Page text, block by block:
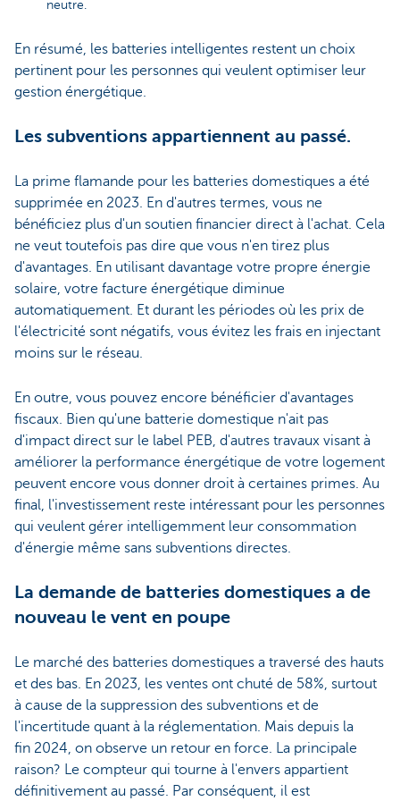
neutre.
En résumé, les batteries intelligentes restent un choix
pertinent pour les personnes qui veulent optimiser leur
gestion énergétique.
Les subventions appartiennent au passé.
La prime flamande pour les batteries domestiques a été
supprimée en 2023. En d'autres termes, vous ne
bénéficiez plus d'un soutien financier direct à l'achat. Cela
ne veut toutefois pas dire que vous n'en tirez plus
d'avantages. En utilisant davantage votre propre énergie
solaire, votre facture énergétique diminue
automatiquement. Et durant les périodes où les prix de
l'électricité sont négatifs, vous évitez les frais en injectant
moins sur le réseau.
En outre, vous pouvez encore bénéficier d'avantages
fiscaux. Bien qu'une batterie domestique n'ait pas
d'impact direct sur le label PEB, d'autres travaux visant à
améliorer la performance énergétique de votre logement
peuvent encore vous donner droit à certaines primes. Au
final, l'investissement reste intéressant pour les personnes
qui veulent gérer intelligemment leur consommation
d'énergie même sans subventions directes.
La demande de batteries domestiques a de
nouveau le vent en poupe
Le marché des batteries domestiques a traversé des hauts
et des bas. En 2023, les ventes ont chuté de 58%, surtout
à cause de la suppression des subventions et de
l'incertitude quant à la réglementation. Mais depuis la
fin 2024, on observe un retour en force. La principale
raison? Le compteur qui tourne à l'envers appartient
définitivement au passé. Par conséquent, il est